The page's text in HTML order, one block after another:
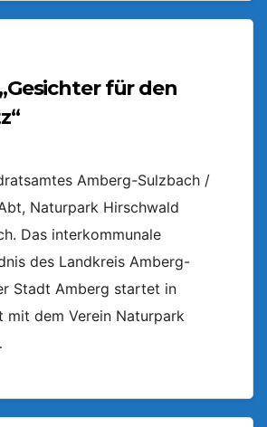
für den
Amberg-Sulzbach /
Naturpark Hirschwald
Das interkommunale
des Landkreis Amberg-
Stadt Amberg startet in
mit dem Verein Naturpark